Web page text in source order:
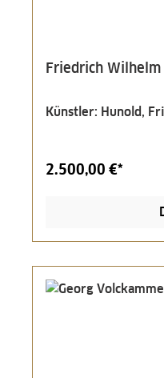
Friedrich
Künstler: Hunold,
2.500,00 €*